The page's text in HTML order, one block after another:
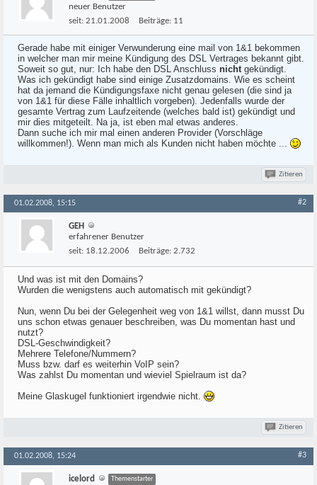
neuer Benutzer
seit: 21.01.2008 Beiträge: 11
Gerade habe mit einiger Verwunderung eine mail von 1&1 bekommen
in welcher man mir meine Kündigung des DSL Vertrages bekannt gibt.
Soweit so gut, nur: Ich habe den DSL Anschluss nichtgekündigt.
Was ich gekündigt habe sind einige Zusatzdomains. Wie es scheint
hat da jemand die Kündigungsfaxe nicht genau gelesen (die sind ja
von 1&1 für diese Fälle inhaltlich vorgeben). Jedenfalls wurde der
gesamte Vertrag zum Laufzeitende (welches bald ist) gekündigt und
mir dies mitgeteilt. Na ja, ist eben mal etwas anderes.
Dann suche ich mir mal einen anderen Provider (Vorschläge
willkommen!). Wenn man mich als Kunden nicht haben möchte ...
Zitieren
01.02.2008, 15:15 #2
GEH
erfahrener Benutzer
seit: 18.12.2006 Beiträge: 2.732
Und was ist mit den Domains?
Wurden die wenigstens auch automatisch mit gekündigt?
Nun, wenn Du bei der Gelegenheit weg von 1&1 willst, dann musst Du
uns schon etwas genauer beschreiben, was Du momentan hast und
nutzt?
DSL-Geschwindigkeit?
Mehrere Telefone/Nummern?
Muss bzw. darf es weiterhin VoIP sein?
Was zahlst Du momentan und wieviel Spielraum ist da?
Meine Glaskugel funktioniert irgendwie nicht.
Zitieren
01.02.2008, 15:24 #3
icelord Themenstarter